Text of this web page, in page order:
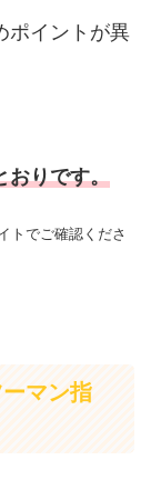
ポイントが異
おりです。
トでご確認くださ
マン指